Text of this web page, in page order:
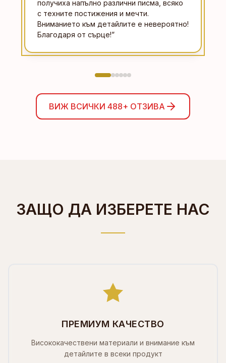
получиха напълно различни писма, всяко
с техните постижения и мечти.
Вниманието към детайлите е невероятно!
Благодаря от сърце!”
ВИЖ ВСИЧКИ 488+ ОТЗИВА
ЗАЩО ДА ИЗБЕРЕТЕ НАС
ПРЕМИУМ КАЧЕСТВО
Висококачествени материали и внимание към
детайлите в всеки продукт